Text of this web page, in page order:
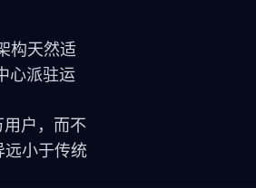
构天然适
心派驻运
户，而不
远小于传统